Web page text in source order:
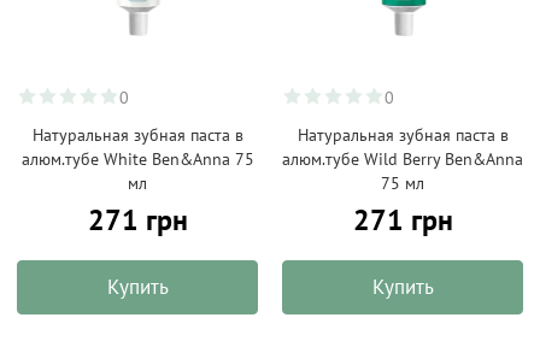
0
Натуральная зубная паста в
алюм.тубе White Ben&Anna 75
мл
271 грн
Купить
0
Натуральная зубная паста в
алюм.тубе Wild Berry Ben&Anna
75 мл
271 грн
Купить